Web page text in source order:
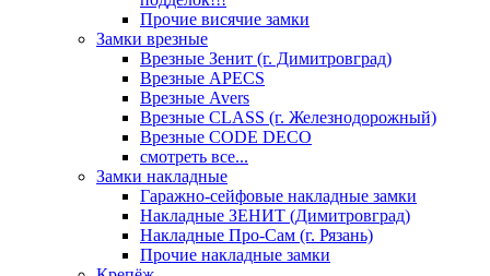
Прочие висячие замки
Замки врезные
Врезные Зенит (г. Димитровград)
Врезные APECS
Врезные Avers
Врезные CLASS (г. Железнодорожный)
Врезные CODE DECO
смотреть все...
Замки накладные
Гаражно-сейфовые накладные замки
Накладные ЗЕНИТ (Димитровград)
Накладные Про-Сам (г. Рязань)
Прочие накладные замки